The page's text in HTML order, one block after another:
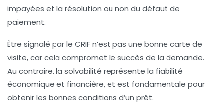
impayées et la résolution ou non du défaut de
paiement.
Être signalé par le CRIF n’est pas une bonne carte de
visite, car cela compromet le succès de la demande.
Au contraire, la solvabilité représente la fiabilité
économique et financière, et est fondamentale pour
obtenir les bonnes conditions d’un prêt.